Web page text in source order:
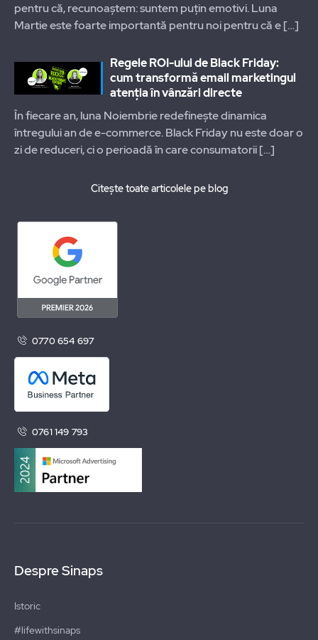
pentru că, recunoaștem: suntem puțin emotivi. Luna
Martie este foarte importantă pentru noi pentru că e[…]
Regele ROI-ului de Black Friday:
cum transformă email marketingul
atenția în vânzări directe
În fiecare an, luna Noiembrie redefinește dinamica
întregului an de e-commerce. Black Friday nu este doar o
zi de reduceri, ci o perioadă în care consumatorii[…]
Citește toate articolele pe blog
0770 654 697
0761 149 793
Despre Sinaps
Istoric
#lifewithsinaps